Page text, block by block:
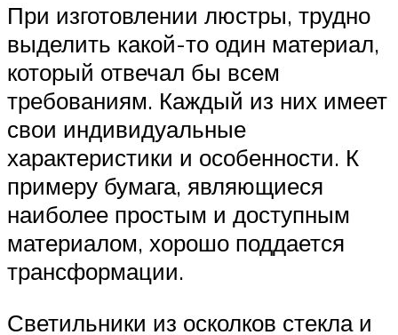
При изготовлении люстры, трудно
выделить какой-то один материал,
который отвечал бы всем
требованиям. Каждый из них имеет
свои индивидуальные
характеристики и особенности. К
примеру бумага, являющиеся
наиболее простым и доступным
материалом, хорошо поддается
трансформации.
Светильники из осколков стекла и